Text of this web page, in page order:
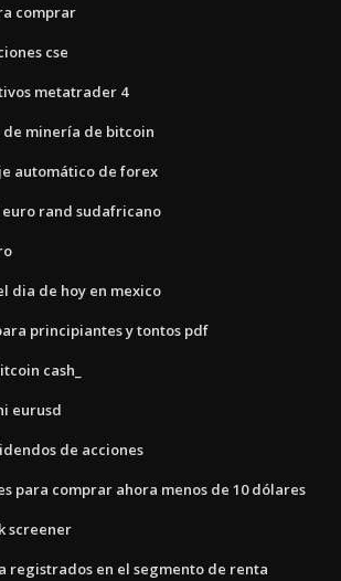
comprar
cse
metatrader 4
de minería de bitcoin
automático de forex
rand sudafricano
dia de hoy en mexico
principiantes y tontos pdf
cash_
eurusd
de acciones
para comprar ahora menos de 10 dólares
screener
registrados en el segmento de renta